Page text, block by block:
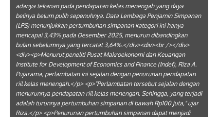
adanya tekanan pada pendapatan kelas menengah yang daya
belinya belum pulih sepenuhnya. Data Lembaga Penjamin Simpanan
(LPS) menunjukkan pertumbuhan simpanan kategori ini hanya
mencapai 3,43% pada Desember 2025, menurun dibandingkan
bulan sebelumnya yang tercatat 3,64%.</div><div><br /></div>
<div><p>Menurut peneliti Pusat Makroekonomi dan Keuangan
Institute for Development of Economics and Finance (Indef), Riza A.
Pujarama, perlambatan ini sejalan dengan penurunan pendapatan
riil kelas menengah.</p> <p>"Perlambatan tersebut sejalan dengan
menurunnya pendapatan riil kelas menengah. Sehingga, yang terjadi
adalah turunnya pertumbuhan simpanan di bawah Rp100 juta," ujar
Riza.</p> <p>Penurunan pertumbuhan simpanan dapat menjadi